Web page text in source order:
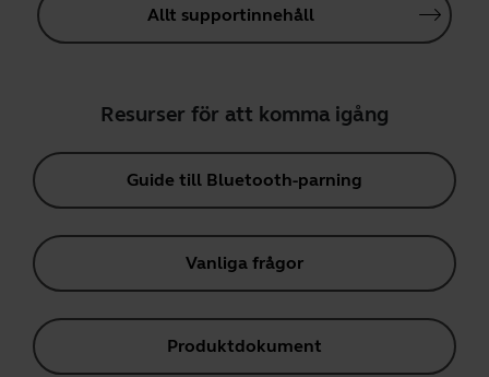
Allt supportinnehåll
Resurser för att komma igång
Guide till Bluetooth-parning
Vanliga frågor
Produktdokument